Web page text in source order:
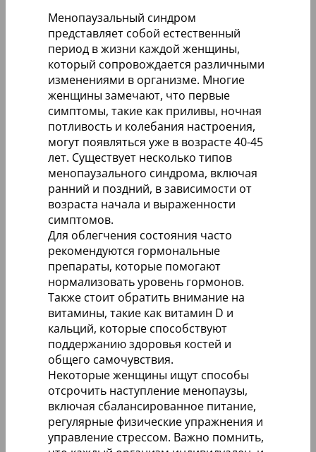
Менопаузальный синдром
представляет собой естественный
период в жизни каждой женщины,
который сопровождается различными
изменениями в организме. Многие
женщины замечают, что первые
симптомы, такие как приливы, ночная
потливость и колебания настроения,
могут появляться уже в возрасте 40-45
лет. Существует несколько типов
менопаузального синдрома, включая
ранний и поздний, в зависимости от
возраста начала и выраженности
симптомов.
Для облегчения состояния часто
рекомендуются гормональные
препараты, которые помогают
нормализовать уровень гормонов.
Также стоит обратить внимание на
витамины, такие как витамин D и
кальций, которые способствуют
поддержанию здоровья костей и
общего самочувствия.
Некоторые женщины ищут способы
отсрочить наступление менопаузы,
включая сбалансированное питание,
регулярные физические упражнения и
управление стрессом. Важно помнить,